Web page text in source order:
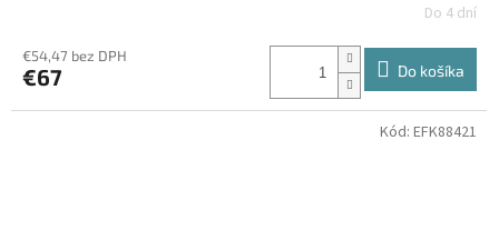
Do 4 dní
€54,47 bez DPH
€67 Do košíka
Kód: EFK88421